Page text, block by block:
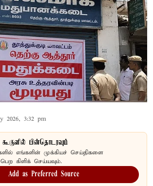
2026, 3:32 pm
பின்தொடரவும்
எங்களின் முக்கியச் செய்திகளை
கிளிக் செய்யவும்.
Add as Preferred Source